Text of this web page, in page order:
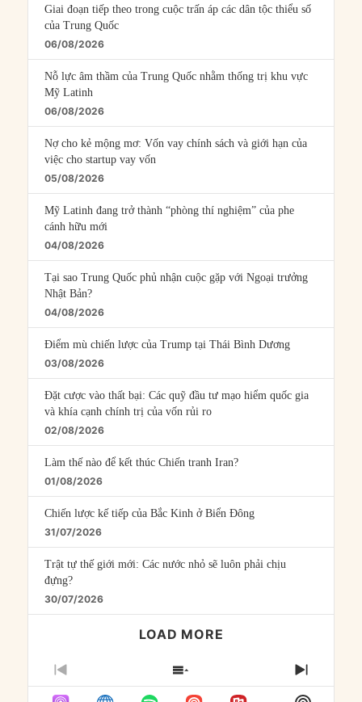
Giai đoạn tiếp theo trong cuộc trấn áp các dân tộc thiểu số
của Trung Quốc
06/08/2026
Nỗ lực âm thầm của Trung Quốc nhằm thống trị khu vực
Mỹ Latinh
06/08/2026
Nợ cho kẻ mộng mơ: Vốn vay chính sách và giới hạn của
việc cho startup vay vốn
05/08/2026
Mỹ Latinh đang trở thành “phòng thí nghiệm” của phe
cánh hữu mới
04/08/2026
Tại sao Trung Quốc phủ nhận cuộc gặp với Ngoại trưởng
Nhật Bản?
04/08/2026
Điểm mù chiến lược của Trump tại Thái Bình Dương
03/08/2026
Đặt cược vào thất bại: Các quỹ đầu tư mạo hiểm quốc gia
và khía cạnh chính trị của vốn rủi ro
02/08/2026
Làm thế nào để kết thúc Chiến tranh Iran?
01/08/2026
Chiến lược kế tiếp của Bắc Kinh ở Biển Đông
31/07/2026
Trật tự thế giới mới: Các nước nhỏ sẽ luôn phải chịu
đựng?
30/07/2026
LOAD MORE
PREVIOUS
EPISODE
SHOW
EPISODES
NEXT